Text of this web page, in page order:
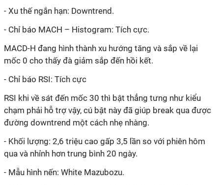
- Xu thế ngắn hạn: Downtrend.
- Chỉ báo MACH – Histogram: Tích cực.
MACD-H đang hình thành xu hướng tăng và sắp về lại
mốc 0 cho thấy đà giảm sắp đến hồi kết.
- Chỉ báo RSI: Tích cực
RSI khi về sát đến mốc 30 thì bật thẳng tưng như kiểu
chạm phải hỗ trợ vậy, cú bật này đã giúp break qua được
đường downtrend một cách nhẹ nhàng.
- Khối lượng: 2,6 triệu cao gấp 3,5 lần so với phiên hôm
qua và nhỉnh hơn trung bình 20 ngày.
- Mẫu hình nến: White Mazubozu.